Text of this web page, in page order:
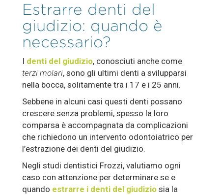
Estrarre denti del
giudizio: quando è
necessario?
I denti del giudizio, conosciuti anche come
terzi molari, sono gli ultimi denti a svilupparsi
nella bocca, solitamente tra i 17 e i 25 anni.
Sebbene in alcuni casi questi denti possano
crescere senza problemi, spesso la loro
comparsa è accompagnata da complicazioni
che richiedono un intervento odontoiatrico per
l’estrazione dei denti del giudizio.
Negli studi dentistici Frozzi, valutiamo ogni
caso con attenzione per determinare se e
quando estrarre i denti del giudizio sia la